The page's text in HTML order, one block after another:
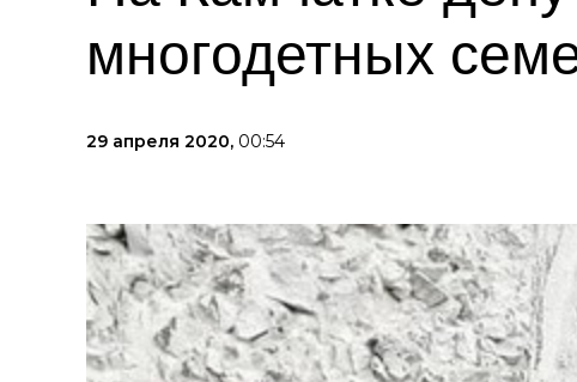
многодетных
29 апреля 2020, 00:54